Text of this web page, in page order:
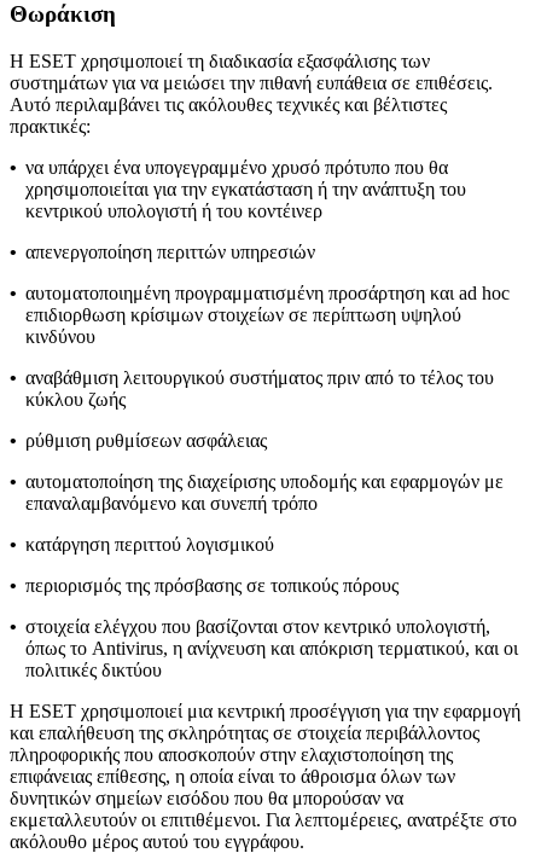
Θωράκιση
Η ESET χρησιμοποιεί τη διαδικασία εξασφάλισης των
συστημάτων για να μειώσει την πιθανή ευπάθεια σε επιθέσεις.
Αυτό περιλαμβάνει τις ακόλουθες τεχνικές και βέλτιστες
πρακτικές:
• να υπάρχει ένα υπογεγραμμένο χρυσό πρότυπο που θα
χρησιμοποιείται για την εγκατάσταση ή την ανάπτυξη του
κεντρικού υπολογιστή ή του κοντέινερ
• απενεργοποίηση περιττών υπηρεσιών
• αυτοματοποιημένη προγραμματισμένη προσάρτηση και ad hoc
επιδιορθωση κρίσιμων στοιχείων σε περίπτωση υψηλού
κινδύνου
• αναβάθμιση λειτουργικού συστήματος πριν από το τέλος του
κύκλου ζωής
• ρύθμιση ρυθμίσεων ασφάλειας
• αυτοματοποίηση της διαχείρισης υποδομής και εφαρμογών με
επαναλαμβανόμενο και συνεπή τρόπο
• κατάργηση περιττού λογισμικού
• περιορισμός της πρόσβασης σε τοπικούς πόρους
• στοιχεία ελέγχου που βασίζονται στον κεντρικό υπολογιστή,
όπως το Antivirus, η ανίχνευση και απόκριση τερματικού, και οι
πολιτικές δικτύου
Η ESET χρησιμοποιεί μια κεντρική προσέγγιση για την εφαρμογή
και επαλήθευση της σκληρότητας σε στοιχεία περιβάλλοντος
πληροφορικής που αποσκοπούν στην ελαχιστοποίηση της
επιφάνειας επίθεσης, η οποία είναι το άθροισμα όλων των
δυνητικών σημείων εισόδου που θα μπορούσαν να
εκμεταλλευτούν οι επιτιθέμενοι. Για λεπτομέρειες, ανατρέξτε στο
ακόλουθο μέρος αυτού του εγγράφου.